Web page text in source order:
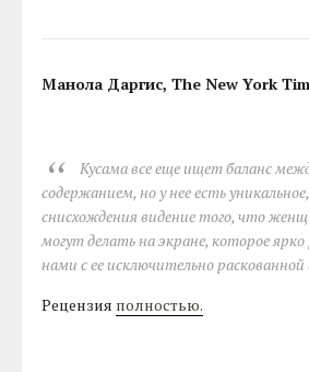
Манола Даргис, The New York
Кусама все еще ищет баланс
содержанием, но у нее есть
снисхождения видение того, что
могут делать на экране, которое
нами с ее исключительно
Рецензия полностью.